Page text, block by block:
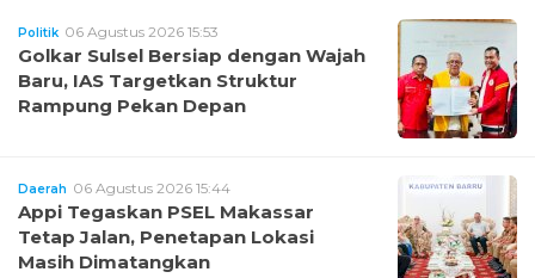
Politik 06 Agustus 2026 15:53
Golkar Sulsel Bersiap dengan Wajah
Baru, IAS Targetkan Struktur
Rampung Pekan Depan
Daerah 06 Agustus 2026 15:44
Appi Tegaskan PSEL Makassar
Tetap Jalan, Penetapan Lokasi
Masih Dimatangkan